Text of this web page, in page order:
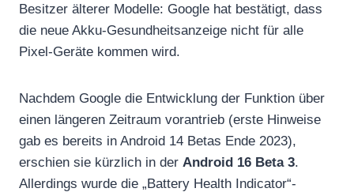
Besitzer älterer Modelle: Google hat bestätigt, dass
die neue Akku-Gesundheitsanzeige nicht für alle
Pixel-Geräte kommen wird.
Nachdem Google die Entwicklung der Funktion über
einen längeren Zeitraum vorantrieb (erste Hinweise
gab es bereits in Android 14 Betas Ende 2023),
erschien sie kürzlich in der Android 16 Beta 3.
Allerdings wurde die „Battery Health Indicator“-